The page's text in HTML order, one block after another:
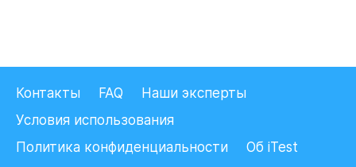
Контакты FAQ
Наши эксперты
Условия использования
Политика конфиденциальности
Об iTest